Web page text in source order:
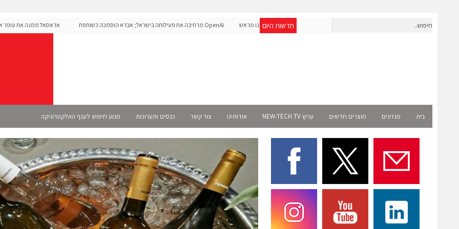
חדשות היום
חברת IAIG גייסה 6 מיליון דולר להקמת חברות תוכנה שנבנו מראש
OpenAI מרחיבה את פעילותה בישראל; אברא הוסמכה כשותפת
אראסאל ממנה את עופר
בית מגזינים מוצרים חדשים ערוץ NEW-TECH TV אודותינו צור קשר כנסים ותערוכות מנוע חיפוש לענף האלקטרוניקה